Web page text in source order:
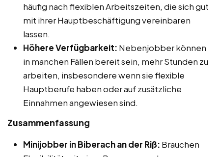
häufig nach flexiblen Arbeitszeiten, die sich gut
mit ihrer Hauptbeschäftigung vereinbaren
lassen.
Höhere Verfügbarkeit: Nebenjobber können
in manchen Fällen bereit sein, mehr Stunden zu
arbeiten, insbesondere wenn sie flexible
Hauptberufe haben oder auf zusätzliche
Einnahmen angewiesen sind.
Zusammenfassung
Minijobber in Biberach an der Riß: Brauchen